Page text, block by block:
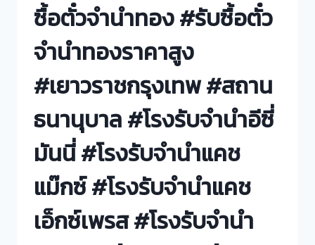
ซื้อตั๋วจำนำทอง #รับซื้อตั๋ว
จำนำทองราคาสูง
#เยาวราชกรุงเทพ #สถาน
ธนานุบาล #โรงรับจำนำอีซี่
มันนี่ #โรงรับจำนำแคช
แม๊กซ์ #โรงรับจำนำแคช
เอ็กซ์เพรส #โรงรับจำนำ